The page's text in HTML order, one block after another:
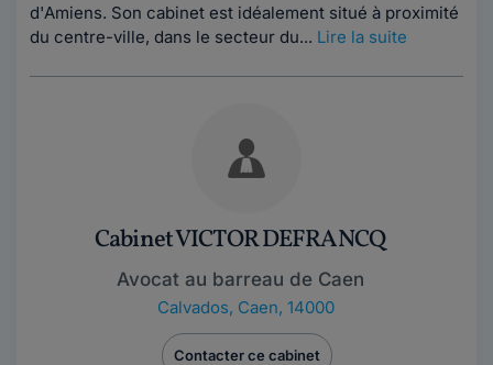
d'Amiens. Son cabinet est idéalement situé à proximité
du centre-ville, dans le secteur du... Lire la suite
Cabinet VICTOR DEFRANCQ
Avocat au barreau de Caen
Calvados, Caen, 14000
Contacter ce cabinet